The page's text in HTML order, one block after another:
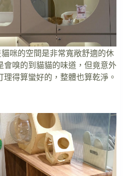
咪的空間是非常寬敞舒適的休
會嗅的到貓貓的味道，但竟意外
得算蠻好的，整體也算乾淨。